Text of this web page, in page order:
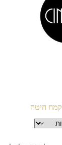
קמח חיטה